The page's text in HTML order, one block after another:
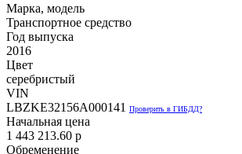
Марка, модель
Транспортное средство
Год выпуска
2016
Цвет
серебристый
VIN
LBZKE32156A000141
Проверить в ГИБДД?
Начальная цена
1 443 213.60 p
Обременение